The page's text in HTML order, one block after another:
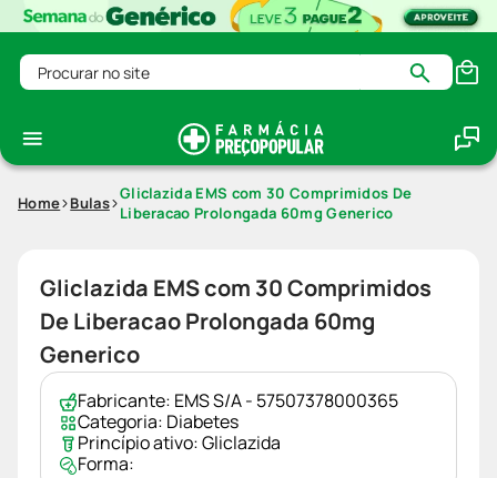
Procurar no site
Home Bulas Gliclazida EMS com 30 Comprimidos De
Liberacao Prolongada 60mg Generico
Gliclazida EMS com 30 Comprimidos
De Liberacao Prolongada 60mg
Generico
Fabricante: EMS S/A - 57507378000365
Categoria: Diabetes
Princípio ativo:Gliclazida
Forma: